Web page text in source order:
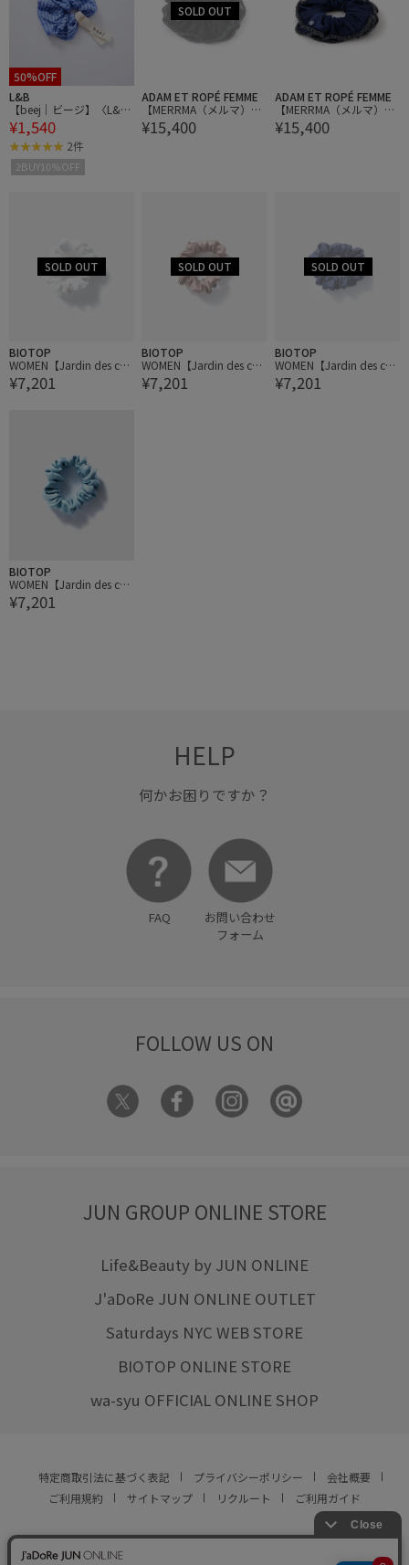
50%OFF
L&B
【beej｜ビージ】〈L&B
別注〉シュシュ
¥1,540
2件
2BUY10%OFF
ADAM ET ROPÉ FEMME
【MERRMA（メルマ）】
BEAD SCRUNCHIE
¥15,400
ADAM ET ROPÉ FEMME
【MERRMA（メルマ）】
BEAD SCRUNCHIE
¥15,400
BIOTOP
WOMEN【Jardin des che
veux】minceシュシュ
¥7,201
BIOTOP
WOMEN【Jardin des che
veux】minceシュシュ
¥7,201
BIOTOP
WOMEN【Jardin des che
veux】minceシュシュ
¥7,201
BIOTOP
WOMEN【Jardin des che
veux】minceシュシュ
¥7,201
HELP
何かお困りですか？
FAQ
お問い合わせ
フォーム
FOLLOW US ON
JUN GROUP ONLINE STORE
Life&Beauty by JUN ONLINE
J'aDoRe JUN ONLINE OUTLET
Saturdays NYC WEB STORE
BIOTOP ONLINE STORE
wa-syu OFFICIAL ONLINE SHOP
特定商取引法に基づく表記 プライバシーポリシー
会社概要
ご利用規約
サイトマップ リクルート ご利用ガイド